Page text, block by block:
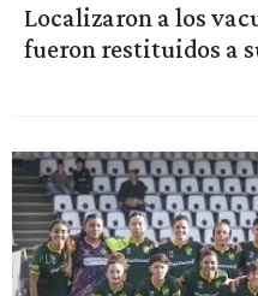
Localizaron a los
fueron restituidos a